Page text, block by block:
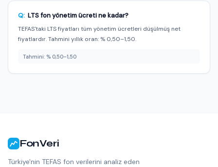
Q: LTS fon yönetim ücreti ne kadar?
TEFAS'taki LTS fiyatları tüm yönetim ücretleri düşülmüş net
fiyatlardır. Tahmini yıllık oran: % 0,50–1,50.
Tahmini: % 0,50–1,50
FonVeri
Türkiye'nin TEFAS fon verilerini analiz eden